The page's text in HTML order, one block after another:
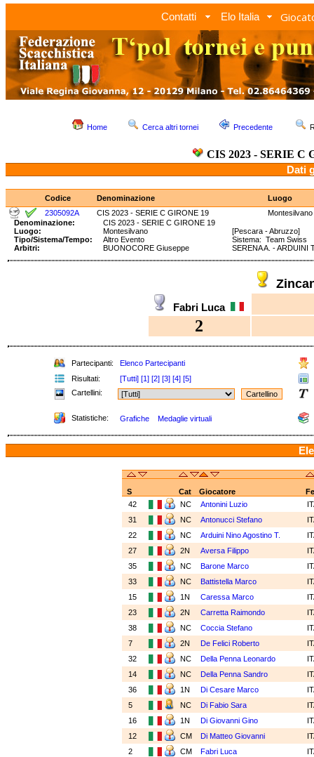
Contatti Elo Italia
Home Cerca altri tornei Precedente
CIS 2023 - SERIE C
Dati
Codice Denominazione
Luogo
2305092A
CIS 2023 - SERIE C GIRONE 19
Montesilvano
Denominazione:
CIS 2023 - SERIE C GIRONE 19
Luogo:
Montesilvano
[Pescara - Abruzzo]
Tipo/Sistema/Tempo:
Altro Evento
Sistema: Team
Arbitri:
BUONOCORE Giuseppe SERENA A. - ARDUINI
Fabri Luca
2
Partecipanti: Elenco Partecipanti
Risultati:
[Tutti] [1] [2] [3] [4] [5]
Cartellini:
Statistiche: Grafiche Medaglie virtuali
S Cat Giocatore
42
NC Antonini Luzio
31
NC Antonucci Stefano
22
NC Arduini Nino Agostino T.
27
2N Aversa Filippo
35
NC Barone Marco
33
NC Battistella Marco
15
1N Caressa Marco
23
2N Carretta Raimondo
38
NC Coccia Stefano
7
2N De Felici Roberto
32
NC Della Penna Leonardo
14
NC Della Penna Sandro
36
1N Di Cesare Marco
5
NC Di Fabio Sara
16
1N Di Giovanni Gino
12
CM Di Matteo Giovanni
2
CM Fabri Luca